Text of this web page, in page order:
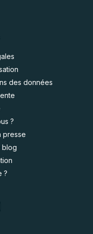
des données
?
presse
blog
?